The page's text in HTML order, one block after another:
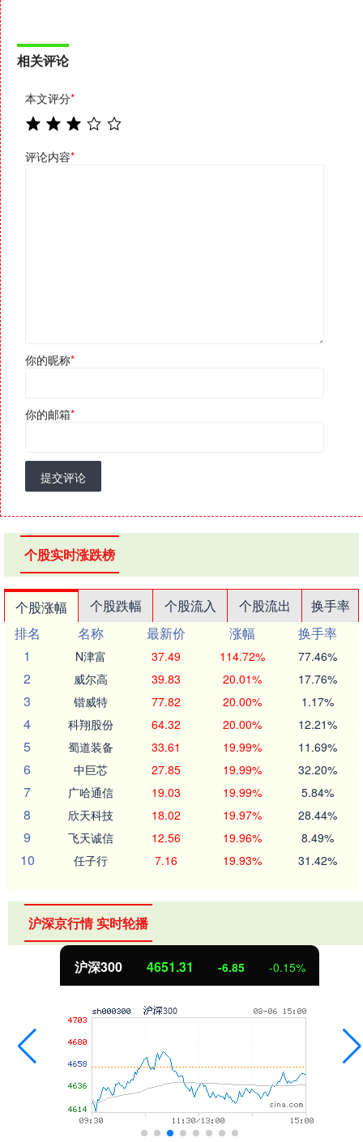
相关评论
本文评分*
评论内容*
你的昵称*
你的邮箱*
提交评论
个股实时涨跌榜
个股涨幅 个股跌幅 个股流入 个股流出
换手率
排名
名称 最新价 涨幅
换手率
1
N津富 37.49 114.72% 77.46%
2 威尔高 39.83 20.01% 17.76%
3 锴威特 77.82 20.00% 1.17%
4 科翔股份 64.32 20.00% 12.21%
5 蜀道装备 33.61 19.99% 11.69%
6 中巨芯 27.85 19.99% 32.20%
7 广哈通信 19.03 19.99% 5.84%
8 欣天科技 18.02 19.97% 28.44%
9 飞天诚信 12.56 19.96% 8.49%
10 任子行 7.16 19.93% 31.42%
沪深京行情 实时轮播
-0.15% 北证50